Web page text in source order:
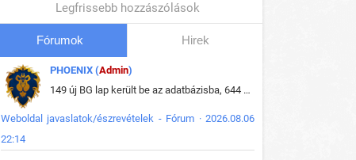
Legfrissebb hozzászólások
Fórumok Hirek
PHOENIX (Admin)
149 új BG lap került be az adatbázisba, 644 db meglévő BG lap módosult, bekerültek az új képek a megváltozott lapokhoz is.
Weboldal javaslatok/észrevételek - Fórum · 2026.08.06
22:14